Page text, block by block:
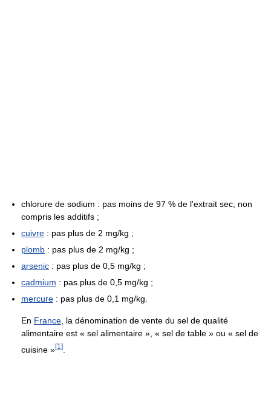
chlorure de sodium : pas moins de 97 % de l'extrait sec, non
compris les additifs ;
cuivre : pas plus de 2 mg/kg ;
plomb : pas plus de 2 mg/kg ;
arsenic : pas plus de 0,5 mg/kg ;
cadmium : pas plus de 0,5 mg/kg ;
mercure : pas plus de 0,1 mg/kg.
En France , la dénomination de vente du sel de qualité
alimentaire est « sel alimentaire », « sel de table » ou « sel de
cuisine »[1 ]